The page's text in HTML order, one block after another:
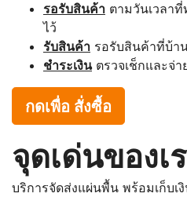
รอรับสินค้า ตามวันเวลา
ไว้
รับสินค้า รอรับสินค้าที่บ้า
ชำระเงินตรวจเช็กและจ่า
กดเพื่อ สั่งซื้อ
จุดเด่นของเ
บริการจัดส่งแผ่นพื้น พร้อมเก็บเ